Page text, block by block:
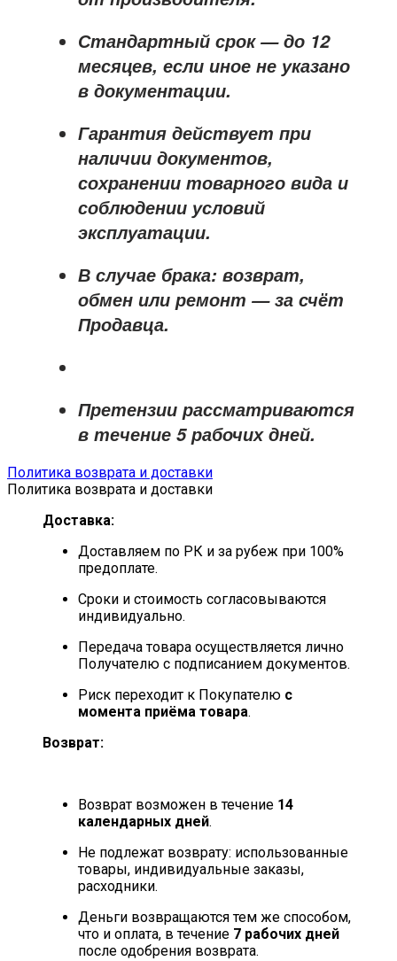
Стандартный срок — до 12
месяцев, если иное не указано
в документации.
Гарантия действует при
наличии документов,
сохранении товарного вида и
соблюдении условий
эксплуатации.
В случае брака: возврат,
обмен или ремонт —за счёт
Продавца.
Претензии рассматриваются
в течение 5 рабочих дней.
Политика возврата и доставки
Политика возврата и доставки
Доставка:
Доставляем по РК и за рубеж при 100%
предоплате.
Сроки и стоимость согласовываются
индивидуально.
Передача товара осуществляется лично
Получателю с подписанием документов.
Риск переходит к Покупателю с
момента приёма товара.
Возврат:
Возврат возможен в течение 14
календарных дней.
Не подлежат возврату: использованные
товары, индивидуальные заказы,
расходники.
Деньги возвращаются тем же способом,
что и оплата, в течение 7 рабочих дней
после одобрения возврата.